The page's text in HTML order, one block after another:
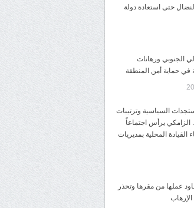
حتى استعادة دولة
الجنوبي ورهانات
في حماية أمن المنطقة
السياسية وترتيبات
الزامكي يرأس اجتماعاً
القيادة المحلية بمديريات
عملها من مقرها وتحذر